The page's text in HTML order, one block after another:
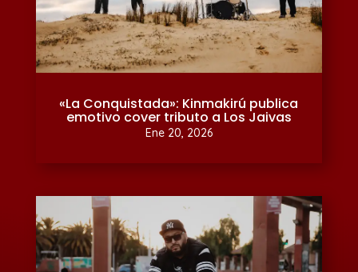
«La Conquistada»: Kinmakirú publica
emotivo cover tributo a Los Jaivas
Ene 20, 2026